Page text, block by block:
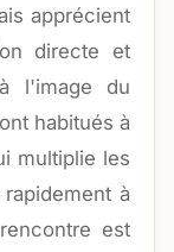
apprécient
directe et
l'image du
habitués à
multiplie les
à
est